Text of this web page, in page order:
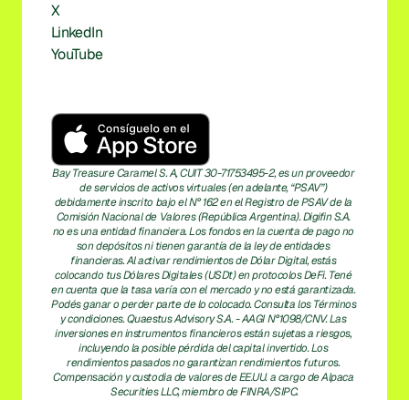
X
LinkedIn
YouTube
Bay Treasure Caramel S. A, CUIT 30-71753495-2, es un proveedor
de servicios de activos virtuales (en adelante, “PSAV”)
debidamente inscrito bajo el N° 162 en el Registro de PSAV de la
Comisión Nacional de Valores (República Argentina). Digifin S.A.
no es una entidad financiera. Los fondos en la cuenta de pago no
son depósitos ni tienen garantía de la ley de entidades
financieras. Al activar rendimientos de Dólar Digital, estás
colocando tus Dólares Digitales (USDt) en protocolos DeFi. Tené
en cuenta que la tasa varía con el mercado y no está garantizada.
Podés ganar o perder parte de lo colocado. Consulta los Términos
y condiciones. Quaestus Advisory S.A. - AAGI N°1098/CNV. Las
inversiones en instrumentos financieros están sujetas a riesgos,
incluyendo la posible pérdida del capital invertido. Los
rendimientos pasados no garantizan rendimientos futuros.
Compensación y custodia de valores de EE.UU. a cargo de Alpaca
Securities LLC, miembro de FINRA/SIPC.